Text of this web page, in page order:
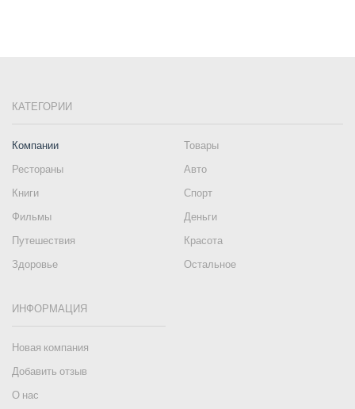
КАТЕГОРИИ
Компании
Товары
Рестораны
Авто
Книги
Спорт
Фильмы
Деньги
Путешествия
Красота
Здоровье
Остальное
ИНФОРМАЦИЯ
Новая компания
Добавить отзыв
О нас